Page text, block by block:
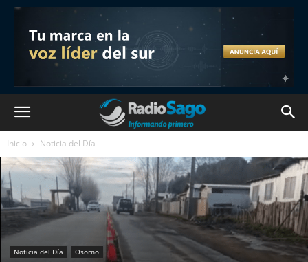
Inicio Noticia del Día
Noticia del Día Osorno